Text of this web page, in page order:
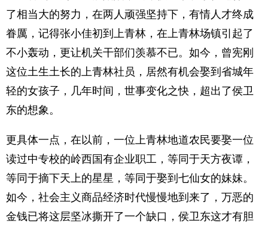
了相当大的努力，在两人顽强坚持下，有情人才终成
眷厲，记得张小佳初到上青林，在上青林场镇引起了
不小轰动，更让机关干部们羡慕不已。如今，曾宪刚
这位土生土长的上青林社员，居然有机会娶到省城年
轻的女孩子，几年时间，世事变化之快，超出了侯卫
东的想象。
更具体一点，在以前，一位上青林地道农民要娶一位
读过中专校的岭西国有企业职工，等同于天方夜谭，
等同于摘下天上的星星，等同于娶到七仙女的妹妹。
如今，社会主义商品经济时代慢慢地到来了，万恶的
金钱已将这层坚冰撕开了一个缺口，侯卫东这才有胆